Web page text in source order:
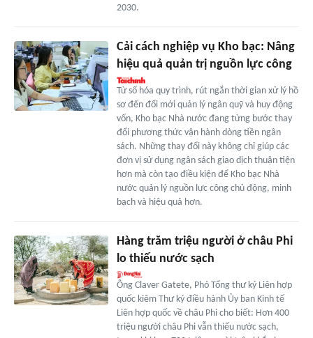
2030.
Cải cách nghiệp vụ Kho bạc: Nâng
hiệu quả quản trị nguồn lực công
Từ số hóa quy trình, rút ngắn thời gian xử lý hồ
sơ đến đổi mới quản lý ngân quỹ và huy động
vốn, Kho bạc Nhà nước đang từng bước thay
đổi phương thức vận hành dòng tiền ngân
sách. Những thay đổi này không chỉ giúp các
đơn vị sử dụng ngân sách giao dịch thuận tiện
hơn mà còn tạo điều kiện để Kho bạc Nhà
nước quản lý nguồn lực công chủ động, minh
bạch và hiệu quả hơn.
Hàng trăm triệu người ở châu Phi
lo thiếu nước sạch
Ông Claver Gatete, Phó Tổng thư ký Liên hợp
quốc kiêm Thư ký điều hành Ủy ban Kinh tế
Liên hợp quốc về châu Phi cho biết: Hơn 400
triệu người châu Phi vẫn thiếu nước sạch,